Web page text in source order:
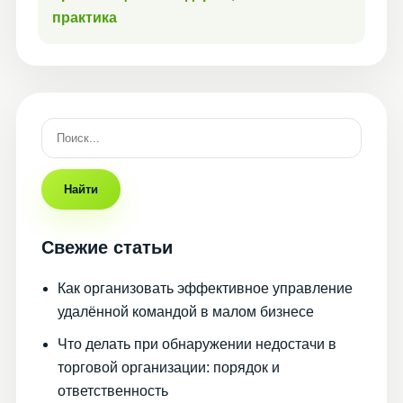
практика
Найти
Свежие статьи
Как организовать эффективное управление
удалённой командой в малом бизнесе
Что делать при обнаружении недостачи в
торговой организации: порядок и
ответственность